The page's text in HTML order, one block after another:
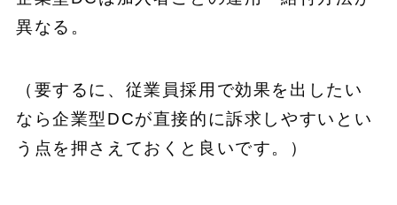
異なる。
（要するに、従業員採用で効果を出したい
なら企業型DCが直接的に訴求しやすいとい
う点を押さえておくと良いです。）